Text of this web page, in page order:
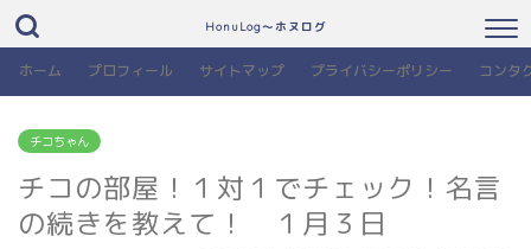
HonuLog～ホヌログ
ホーム プロフィール サイトマップ プライバシーポリシー コンタ
チコちゃん
チコの部屋！１対１でチェック！名言
の続きを教えて！ １月３日